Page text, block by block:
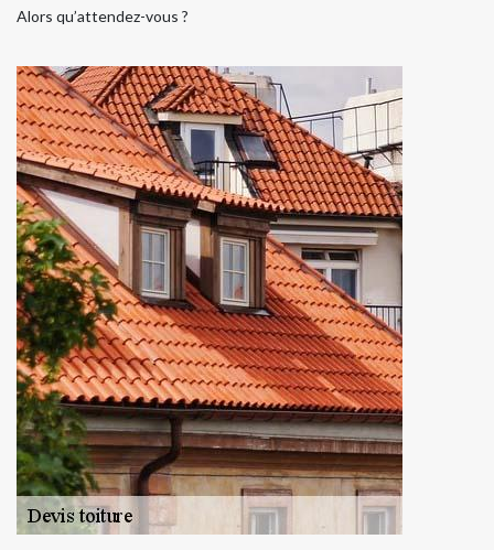
Alors qu’attendez-vous ?